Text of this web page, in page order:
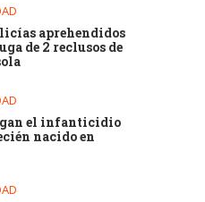
aprehendidos
de 2 reclusos de
el infanticidio
nacido en